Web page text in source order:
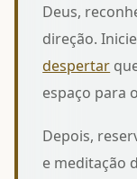
Deus,
direção.
despertar
espaço para
Depois,
e meditação